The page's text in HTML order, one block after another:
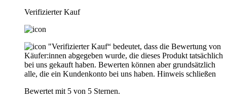
Verifizierter Kauf
"Verifizierter Kauf“ bedeutet, dass die Bewertung von
Käufer:innen abgegeben wurde, die dieses Produkt tatsächlich
bei uns gekauft haben. Bewerten können aber grundsätzlich
alle, die ein Kundenkonto bei uns haben. Hinweis schließen
Bewertet mit 5 von 5 Sternen.